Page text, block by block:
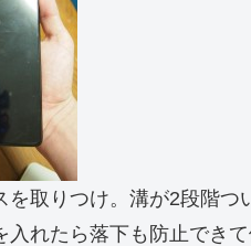
を取りつけ。溝が2段階
入れたら落下も防止でき